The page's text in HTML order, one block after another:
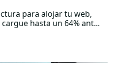
para alojar tu web,
hasta un 64% ant...